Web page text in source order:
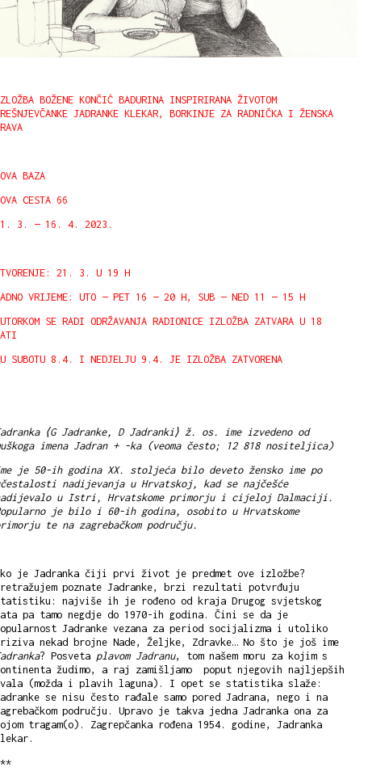
BOŽENE KONČIĆ BADURINA INSPIRIRANA ŽIVOTOM
JADRANKE KLEKAR, BORKINJE ZA RADNIČKA I ŽENSKA
BAZA
CESTA 66
3. — 16. 4. 2023.
21. 3. U 19 H
VRIJEME: UTO — PET 16 — 20 H, SUB — NED 11 — 15 H
UTORKOM SE RADI ODRŽAVANJA RADIONICE IZLOŽBA ZATVARA U 18
SUBOTU 8.4. I NEDJELJU 9.4. JE IZLOŽBA ZATVORENA
⟨G Jadranke, D Jadranki⟩ ž. os. ime izvedeno od
imena Jadran + -ka (veoma često; 12 818 nositeljica)
je 50-ih godina XX. stoljeća bilo deveto žensko ime po
nadijevanja u Hrvatskoj, kad se najčešće
u Istri, Hrvatskome primorju i cijeloj Dalmaciji.
je bilo i 60-ih godina, osobito u Hrvatskome
te na zagrebačkom području.
je Jadranka čiji prvi život je predmet ove izložbe?
poznate Jadranke, brzi rezultati potvrđuju
najviše ih je rođeno od kraja Drugog svjetskog
pa tamo negdje do 1970-ih godina. Čini se da je
Jadranke vezana za period socijalizma i utoliko
nekad brojne Nade, Željke, Zdravke… No što je još ime
? Posveta plavom Jadranu, tom našem moru za kojim s
žudimo, a raj zamišljamo poput njegovih najljepših
(možda i plavih laguna). I opet se statistika slaže:
se nisu često rađale samo pored Jadrana, nego i na
području. Upravo je takva jedna Jadranka ona za
tragam(o). Zagrepčanka rođena 1954. godine, Jadranka